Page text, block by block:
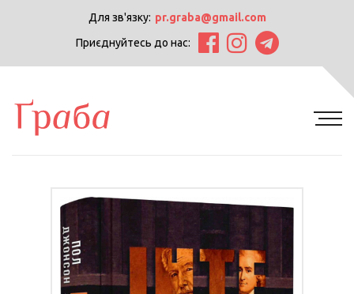
Для зв'язку: pr.graba@gmail.com
Приєднуйтесь до нас: